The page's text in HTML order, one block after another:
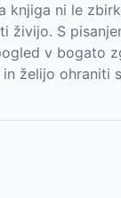
knjiga ni le
živijo. S
v bogato
želijo ohraniti